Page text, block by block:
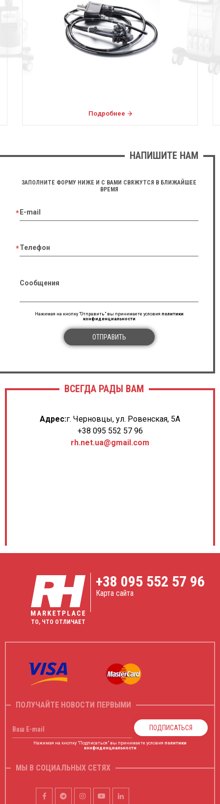
Подробнее
НАПИШИТЕ НАМ
ЗАПОЛНИТЕ ФОРМУ НИЖЕ И С ВАМИ СВЯЖУТСЯ В БЛИЖАЙШЕЕ
ВРЕМЯ
E-mail
Телефон
Сообщения
Нажимая на кнопку "Отправить" вы принимаете условия политики
конфиденциальности
ОТПРАВИТЬ
ВСЕГДА РАДЫ ВАМ
Адрес:г. Черновцы, ул. Ровенская, 5А
+38 095 552 57 96
rh.net.ua@gmail.com
ТО, ЧТО ОТЛИЧАЕТ
+38 095 552 57 96
Карта сайта
ПОЛУЧАЙТЕ НОВОСТИ ПЕРВЫМИ
Ваш E-mail ПОДПИСАТЬСЯ
Нажимая на кнопку "Подписаться" вы принимаете условия политики
конфиденциальности
МЫ В СОЦИАЛЬНЫХ СЕТЯХ